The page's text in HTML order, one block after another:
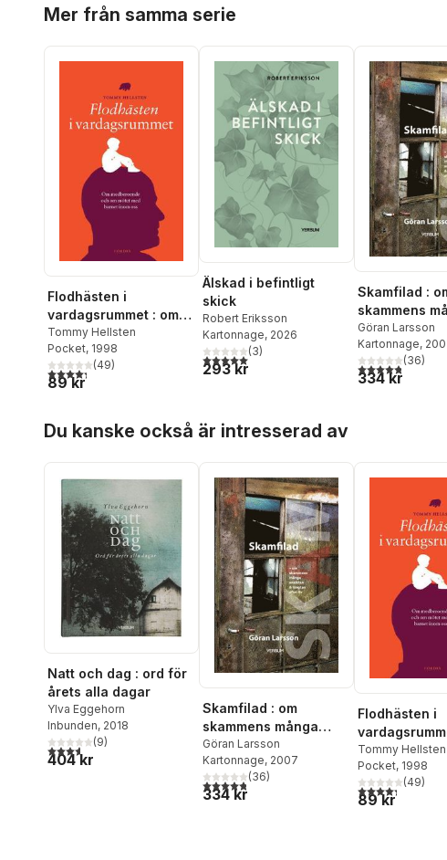
Mer från samma serie
Flodhästen i
vardagsrummet : om
medberoende och om
mötet med barnet
inom oss
Tommy Hellsten
Pocket, 1998
4,3utav 5 stjärnor. Totalt antal röster:
(49)
89 kr
Älskad i befintligt
skick
Robert Eriksson
Kartonnage, 2026
5,0utav 5 stjärnor. Totalt antal röster:
(3)
293 kr
Skamfilad :
skammens
ansikten &
efter liv
Göran Larsson
Kartonnage,
4,8utav 5(36)
334 kr
Du kanske också är intresserad av
Natt och dag : ord för
årets alla dagar
Ylva Eggehorn
Inbunden, 2018
3,6utav 5 stjärnor. Totalt antal röster:
(9)
404 kr
Skamfilad : om
skammens många
ansikten & längtan
efter liv
Göran Larsson
Kartonnage, 2007
4,8utav 5 stjärnor. Totalt antal röster:
(36)
334 kr
Flodhästen i
medberoende
mötet med
inom oss
Tommy Hellsten
Pocket, 1998
4,3utav 5(49)
89 kr